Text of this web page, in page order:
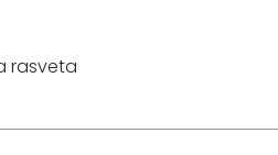
rasveta